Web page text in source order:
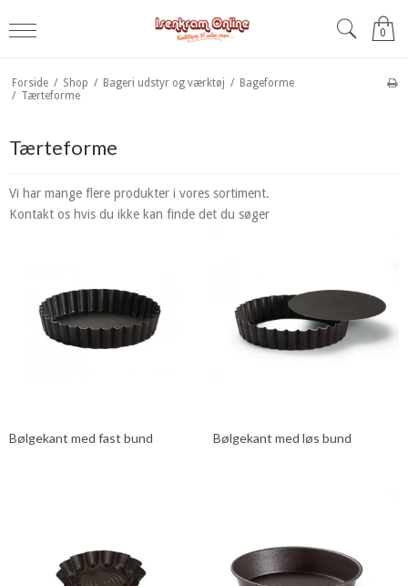
0
Forside / Shop / Bageri udstyr og værktøj / Bageforme
/ Tærteforme
Tærteforme
Vi har mange flere produkter i vores sortiment.
Kontakt os hvis du ikke kan finde det du søger
Bølgekant med fast bund Bølgekant med løs bund